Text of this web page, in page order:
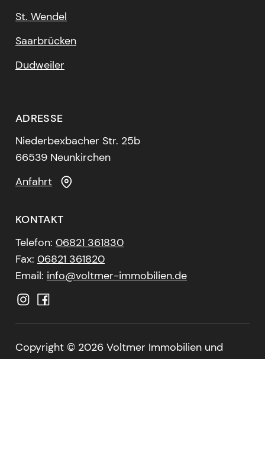
St. Wendel
Saarbrücken
Dudweiler
ADRESSE
Niederbexbacher Str. 25b
66539 Neunkirchen
Anfahrt
KONTAKT
Telefon: 06821 361830
Fax: 06821 361820
Email: info@voltmer-immobilien.de
Copyright © 2026 Voltmer Immobilien und
Beratung GmbH. Alle Rechte Vorbehalten.